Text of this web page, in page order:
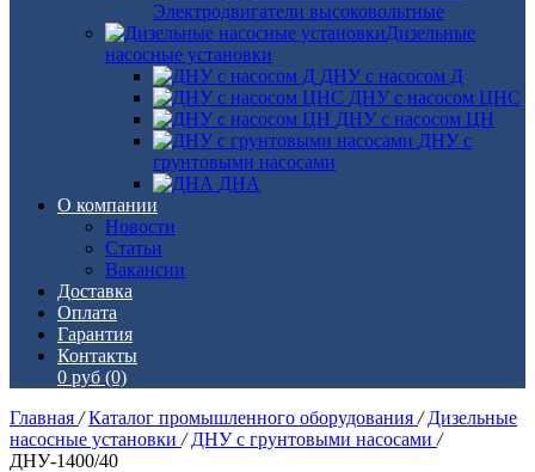
Электродвигатели высоковольтные
Дизельные
насосные установки
ДНУ с насосом Д
ДНУ с насосом ЦНС
ДНУ с насосом ЦН
ДНУ с
грунтовыми насосами
ДНА
О компании
Новости
Статьи
Вакансии
Доставка
Оплата
Гарантия
Контакты
0 руб (0)
Главная / Каталог промышленного оборудования / Дизельные
насосные установки / ДНУ с грунтовыми насосами /
ДНУ-1400/40